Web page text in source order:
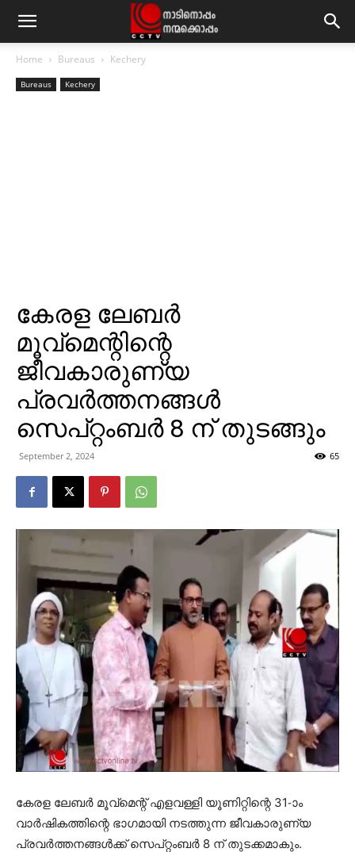
Home Bureaus Kechery
Bureaus Kechery
കേരള ലേബര്‍
മൂവ്‌മെന്റിന്റെ
ജീവകാരുണ്യ
പ്രവര്‍ത്തനങ്ങള്‍
സെപ്റ്റംബര്‍ 8 ന് തുടങ്ങും
September 2, 2024 65
കേരള ലേബര്‍ മൂവ്‌മെന്റ് എളവള്ളി യൂണിറ്റിന്റെ 31-ാം
വാര്‍ഷികത്തിന്റെ ഭാഗമായി നടത്തുന്ന ജീവകാരുണ്യ
പ്രവര്‍ത്തനങ്ങള്‍ക്ക് സെപ്റ്റംബര്‍ 8 ന് തുടക്കമാകും.